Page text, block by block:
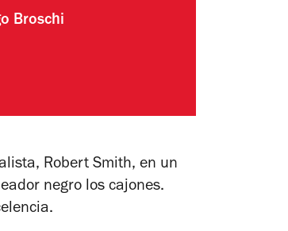
Broschi
Robert Smith, en un
negro los cajones.